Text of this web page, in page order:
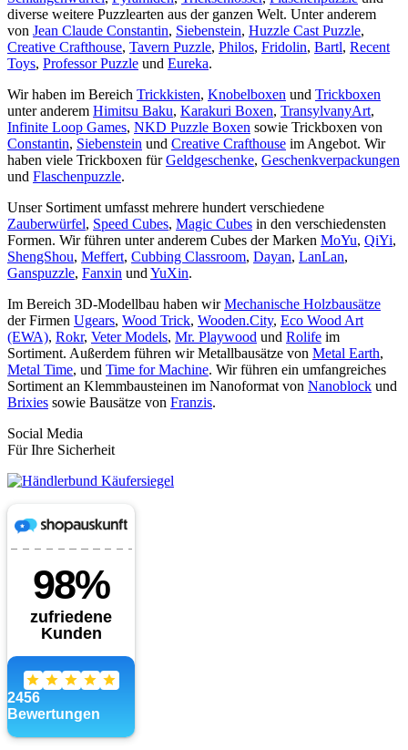
diverse weitere Puzzlearten aus der ganzen Welt. Unter anderem
von Jean Claude Constantin, Siebenstein, Huzzle Cast Puzzle,
Creative Crafthouse, Tavern Puzzle, Philos, Fridolin, Bartl, Recent
Toys, Professor Puzzle und Eureka.
Wir haben im Bereich Trickkisten, Knobelboxen und Trickboxen
unter anderem Himitsu Baku, Karakuri Boxen, TransylvanyArt,
Infinite Loop Games, NKD Puzzle Boxen sowie Trickboxen von
Constantin, Siebenstein und Creative Crafthouse im Angebot. Wir
haben viele Trickboxen fürGeldgeschenke, Geschenkverpackungen
und Flaschenpuzzle.
Unser Sortiment umfasst mehrere hundert verschiedene
Zauberwürfel, Speed Cubes, Magic Cubes in den verschiedensten
Formen. Wir führen unter anderem Cubes der Marken MoYu, QiYi,
ShengShou, Meffert, Cubbing Classroom, Dayan, LanLan,
Ganspuzzle, Fanxin und YuXin.
Im Bereich 3D-Modellbau haben wirMechanische Holzbausätze
der Firmen Ugears, Wood Trick, Wooden.City, Eco Wood Art
(EWA), Rokr, Veter Models, Mr. Playwood und Rolife im
Sortiment. Außerdem führen wir Metallbausätze von Metal Earth,
Metal Time, und Time for Machine. Wir führen ein umfangreiches
Sortiment an Klemmbausteinen im Nanoformat von Nanoblock und
Brixies sowie Bausätze von Franzis.
Social Media
Für Ihre Sicherheit